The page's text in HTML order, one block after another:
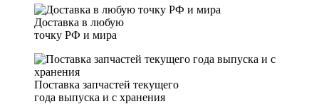
Доставка в любую
точку РФ и мира
Поставка запчастей текущего
года выпуска и с хранения